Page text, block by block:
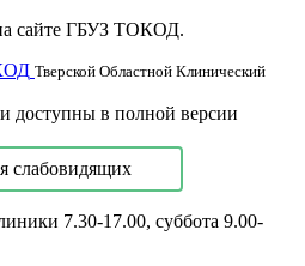
сайте ГБУЗ ТОКОД.
Тверской Областной Клинический
доступны в полной версии
слабовидящих
7.30-17.00, суббота 9.00-